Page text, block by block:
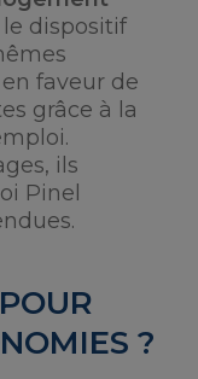
le dispositif
faveur de
grâce à la
ils
Pinel
?